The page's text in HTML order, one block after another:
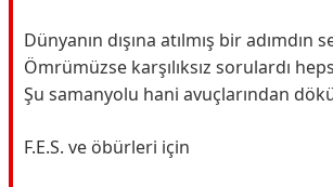
Dünyanın dışına atılmış bir adımdın
Ömrümüzse karşılıksız sorulardı
Şu samanyolu hani avuçlarından
F.E.S. ve öbürleri için